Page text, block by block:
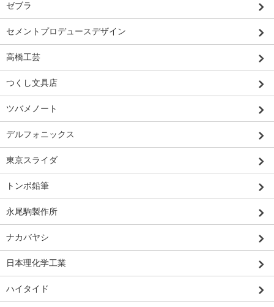
ゼブラ
セメントプロデュースデザイン
高橋工芸
つくし文具店
ツバメノート
デルフォニックス
東京スライダ
トンボ鉛筆
永尾駒製作所
ナカバヤシ
日本理化学工業
ハイタイド